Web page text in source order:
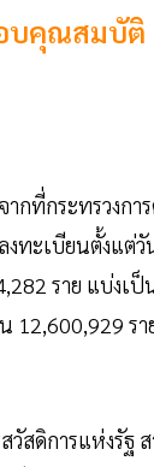
บคุณสมบั
ากที่กระทรวงกา
ทะเบียนตั้งแต่
ราย แบ่งเ
12,600,929 รา
ดิการแห่งรัฐ